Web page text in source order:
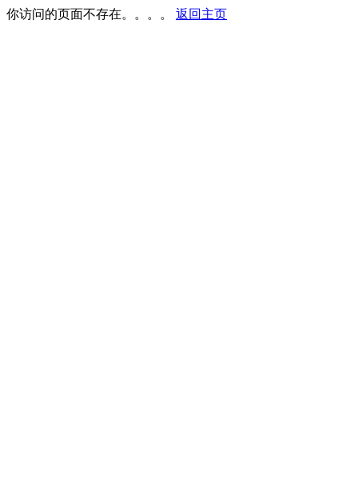
你访问的页面不存在。。。。 返回主页